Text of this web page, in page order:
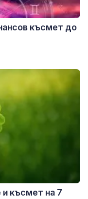
късмет до
и късмет на 7